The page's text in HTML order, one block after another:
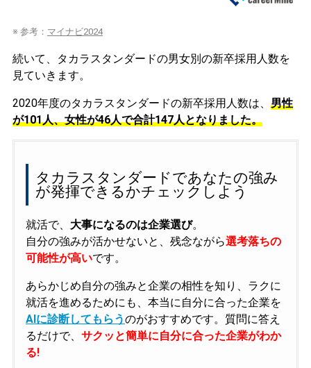
※ 参考： マイナビ2024
続いて、タカラスタンダードの男女別の新卒採用人数を
見ていきます。
2020年度のタカラスタンダードの新卒採用人数は、 男性
が101人、女性が46人で合計147人となりました。
タカラスタンダードであなたの強み
が発揮できるかチェックしよう
就活で、 大事になるのは企業選び。
自分の強みが活かせないと、残念ながら選考落ちの
可能性が高いです。
あらかじめ自分の強みと企業の相性を知り、ラクに
就活を進めるためにも、本当に自分に合った企業を
AIに診断してもらうのがおすすめです。質問に答え
るだけで、 サクッと簡単に自分に合った企業がわか
る!